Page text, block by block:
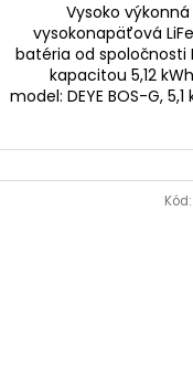
Vysoko výkonná
vysokonapäťová
batéria od spoločnosti
kapacitou 5,12
model: DEYE BOS-G, 5,1
Kód: